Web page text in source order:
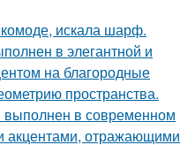
искала шарф.
в элегантной и
на благородные
пространства.
выполнен в современном
акцентами, отражающими